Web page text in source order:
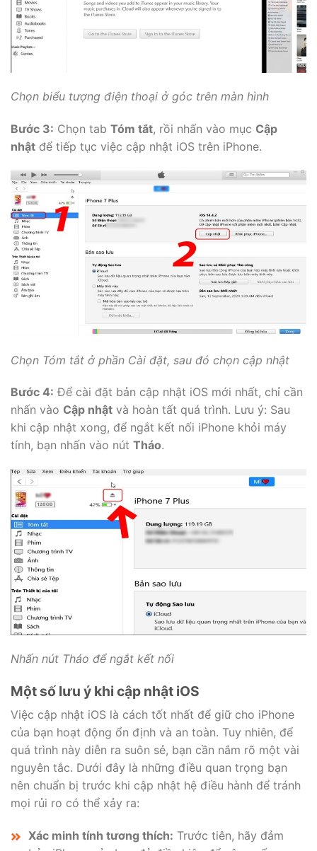
Chọn biểu tượng điện thoại ở góc trên màn hình
Bước 3: Chọn tab Tóm tắt, rồi nhấn vào mục Cập
nhật để tiếp tục việc cập nhật iOS trên iPhone.
Chọn Tóm tắt ở phần Cài đặt, sau đó chọn cập nhật
Bước 4: Để cài đặt bản cập nhật iOS mới nhất, chỉ cần
nhấn vào Cập nhật và hoàn tất quá trình. Lưu ý: Sau
khi cập nhật xong, để ngắt kết nối iPhone khỏi máy
tính, bạn nhấn vào nút Tháo.
Nhấn nút Tháo để ngắt kết nối
Một số lưu ý khi cập nhật iOS
Việc cập nhật iOS là cách tốt nhất để giữ cho iPhone
của bạn hoạt động ổn định và an toàn. Tuy nhiên, để
quá trình này diễn ra suôn sẻ, bạn cần nắm rõ một vài
nguyên tắc. Dưới đây là những điều quan trọng bạn
nên chuẩn bị trước khi cập nhật hệ điều hành để tránh
mọi rủi ro có thể xảy ra:
Xác minh tính tương thích: Trước tiên, hãy đảm